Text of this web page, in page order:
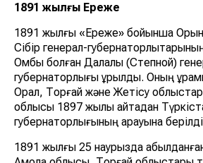
1891 жылғы Ереже
1891 жылғы «Ереже» бойынша
Сібір генерал-
Омбы болған Далалық (Степной)
губернаторлығы құрылды. Оның
Орал, Торғай және Жетісу
облысы 1897 жылы қайтадан
губернаторлығының қарауына
1891 жылғы 25 наурызда